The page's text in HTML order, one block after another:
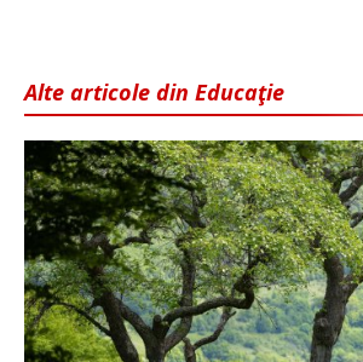
Alte articole din Educaţie